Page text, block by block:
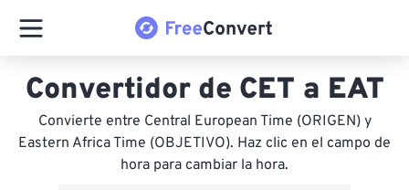
Convertidor de CET a EAT
Convierte entre Central European Time (ORIGEN) y
Eastern Africa Time (OBJETIVO). Haz clic en el campo de
hora para cambiar la hora.